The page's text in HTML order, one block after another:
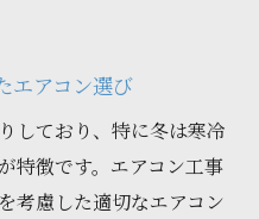
エアコン選び
しており、特に冬は寒冷
特徴です。エアコン工事
考慮した適切なエアコン